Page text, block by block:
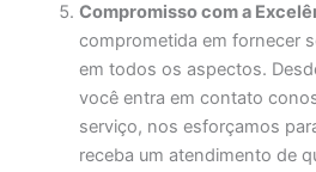
Compromisso com a
comprometida em fornecer
em todos os aspectos.
você entra em contato
serviço, nos esforçamos
receba um atendimento de